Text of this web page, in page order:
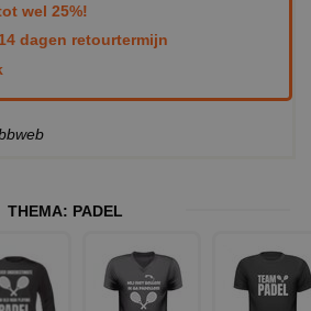
wel 25%!
dagen retourtermijn
THEMA: PADEL